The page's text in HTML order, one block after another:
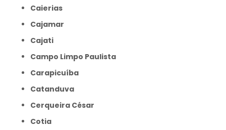
Caierias
Cajamar
Cajati
Campo Limpo Paulista
Carapicuíba
Catanduva
Cerqueira César
Cotia